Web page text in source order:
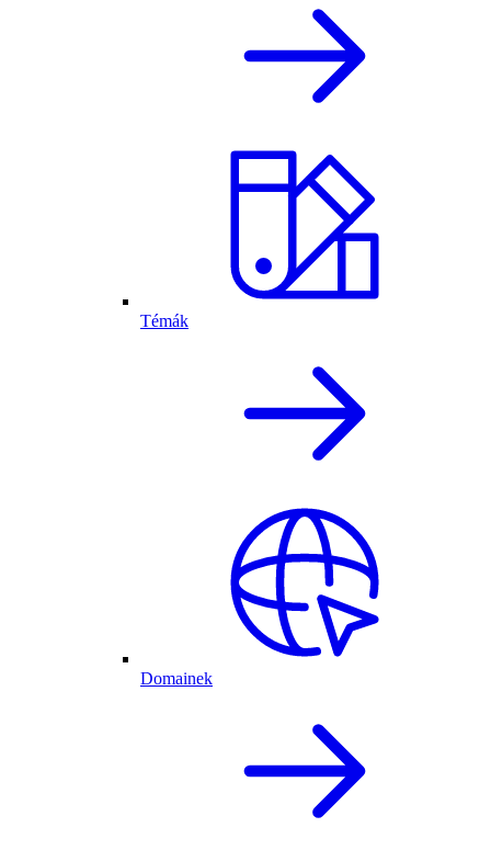
Témák
Domainek